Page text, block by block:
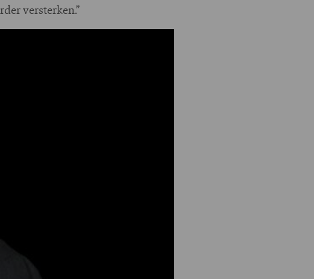
versterken.”